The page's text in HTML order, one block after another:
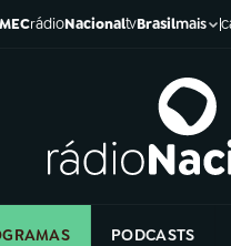
rádioNacionaltvBrasilmais
PODCASTS